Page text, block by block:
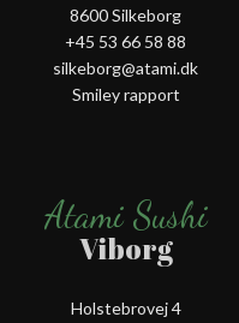
8600 Silkeborg
+45 53 66 58 88
silkeborg@atami.dk
Smiley rapport
Atami Sushi
Viborg
Holstebrovej 4